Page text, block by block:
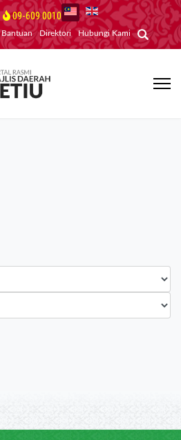
09-609 0010
Bantuan Direktori Hubungi Kami